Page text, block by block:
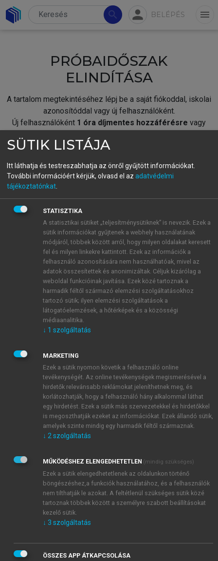
search person BELÉPÉS menu
PRÓBAIDŐSZAK
ELINDÍTÁSA
A tartalom megtekintéséhez lépj be a saját fiókoddal, iskolai
azonosítóddal vagy új felhasználóként.
Új felhasználóként 1 óra díjmentes hozzáférésre vagy
fiókoddal,vagy hozz létre új fiókot.
A regisztráció után apróbaidőszakautomatikusan
BELÉPÉS SAJÁT FIÓKKAL
ÚJ FIÓK LÉTREHOZÁSA
1 óra díjmentes hozzáférés
E-MAIL-CÍM
JELSZÓ
JELSZÓ ÚJRA
Kérek értesítést a MeRSZ újdonságairól, akcióiról.
Kérek értesítést az Akadémiai Kiadó Zrt. újdonságairól,
Adatkezelési tájékoztatóbanfoglaltakat tudomásul
veszem és elfogadom.
Általános vásárlási feltételeket, valamint a szotar.netés a
mersz.huoldalak licencszerződéseiben foglaltakat
tudomásul veszem és elfogadom.
KIPRÓBÁLOM
SÜTIK LISTÁJA
Itt láthatja és testreszabhatja az önről gyűjtött információkat.
További információért kérjük, olvasd el az adatvédelmi
tájékoztatónkat
STATISZTIKA
A statisztikai sütiket „teljesítménysütiknek” is nevezik. Ezek a
sütik információkat gyűjtenek a webhely használatának
módjáról, többek között arról, hogy milyen oldalakat keresett
fel és milyen linkekre kattintott. Ezek az információk a
felhasználó azonosítására nem használhatóak, mivel az
adatok összesítettek és anonimizáltak. Céljuk kizárólag a
weboldal funkcióinak javítása. Ezek közé tartoznak a
harmadik féltől származó elemzési szolgáltatásokhoz
tartozó sütik; ilyen elemzési szolgáltatások a
látogatóelemzések, a hőtérképek és a közösségi
médiaanalitika.
↓ 1 szolgáltatás
MARKETING
Ezek a sütik nyomon követik a felhasználó online
tevékenységét. Az online tevékenységek megismerésével a
hirdetők relevánsabb reklámokat jeleníthetnek meg, és
korlátozhatják, hogy a felhasználó hány alkalommal láthat
egy hirdetést. Ezek a sütik más szervezetekkel és hirdetőkkel
is megoszthatják ezeket az információkat. Ezek állandó sütik,
amelyek szinte mindig egy harmadik féltől származnak.
↓ 2 szolgáltatás
MŰKÖDÉSHEZ ELENGEDHETETLEN (mindig szükséges)
Ezek a sütik elengedhetetlenek az oldalunkon történő
böngészéshez,a funkciók használatához, és a felhasználók
nem tilthatják le azokat. A feltétlenül szükséges sütik közé
tartoznak többek között a személyre szabott beállításokat
kezelő sütik.
↓ 3 szolgáltatás
ÖSSZES APP ÁTKAPCSOLÁSA